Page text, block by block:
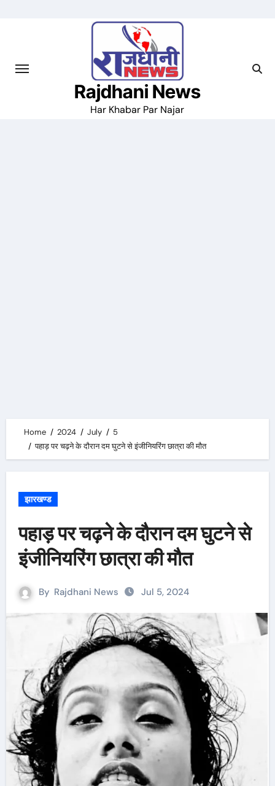
Rajdhani News
Har Khabar Par Najar
Home 2024 July
5
पहाड़ पर चढ़ने के दौरान दम घुटने से इंजीनियरिंग छात्रा की मौत
झारखण्ड
पहाड़ पर चढ़ने के दौरान दम घुटने से
इंजीनियरिंग छात्रा की मौत
By Rajdhani News Jul 5, 2024